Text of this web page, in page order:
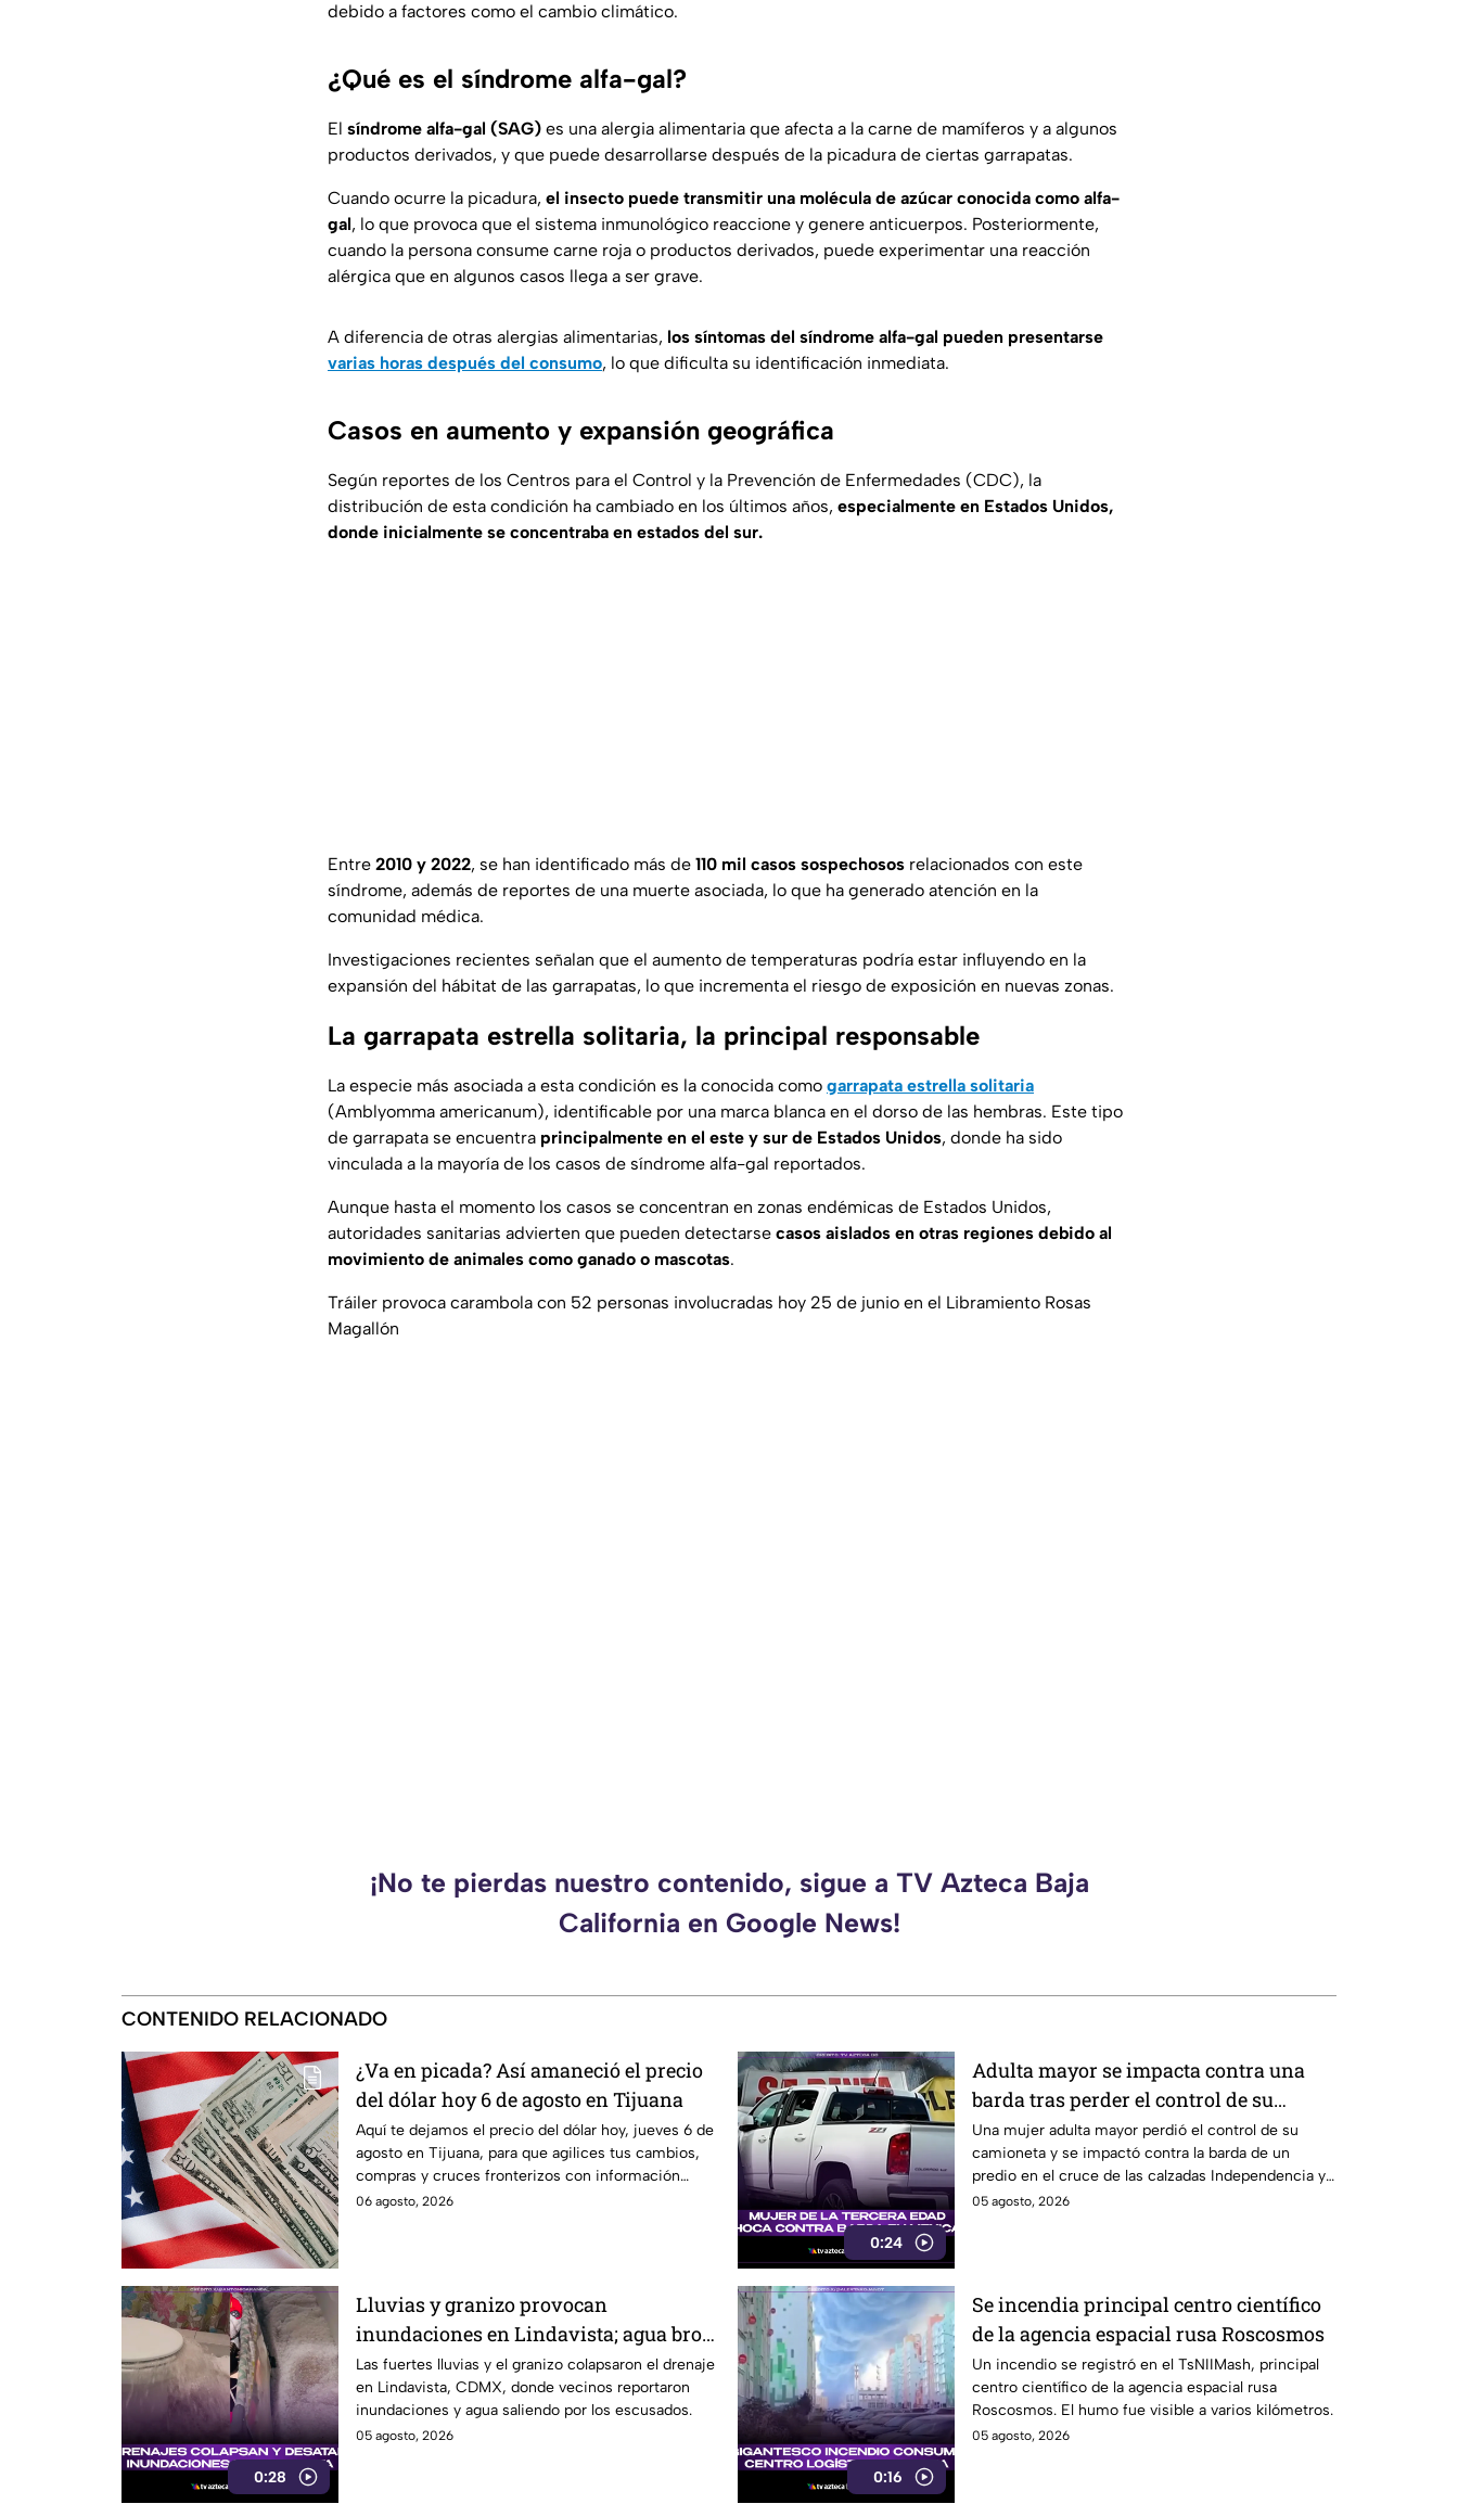
debido a factores como el cambio climático.
¿Qué es el síndrome alfa-gal?
El síndrome alfa-gal (SAG) es una alergia alimentaria que afecta a la carne de mamíferos y a algunos
productos derivados, y que puede desarrollarse después de la picadura de ciertas garrapatas.
Cuando ocurre la picadura, el insecto puede transmitir una molécula de azúcar conocida como alfa-
gal, lo que provoca que el sistema inmunológico reaccione y genere anticuerpos. Posteriormente,
cuando la persona consume carne roja o productos derivados, puede experimentar una reacción
alérgica que en algunos casos llega a ser grave.
A diferencia de otras alergias alimentarias, los síntomas del síndrome alfa-gal pueden presentarse
varias horas después del consumo, lo que dificulta su identificación inmediata.
Casos en aumento y expansión geográfica
Según reportes de los Centros para el Control y la Prevención de Enfermedades (CDC), la
distribución de esta condición ha cambiado en los últimos años, especialmente en Estados Unidos,
donde inicialmente se concentraba en estados del sur.
Entre 2010 y 2022, se han identificado más de 110 mil casos sospechosos relacionados con este
síndrome, además de reportes de una muerte asociada, lo que ha generado atención en la
comunidad médica.
Investigaciones recientes señalan que el aumento de temperaturas podría estar influyendo en la
expansión del hábitat de las garrapatas, lo que incrementa el riesgo de exposición en nuevas zonas.
La garrapata estrella solitaria, la principal responsable
La especie más asociada a esta condición es la conocida como garrapata estrella solitaria
(Amblyomma americanum), identificable por una marca blanca en el dorso de las hembras. Este tipo
de garrapata se encuentra principalmente en el este y sur de Estados Unidos, donde ha sido
vinculada a la mayoría de los casos de síndrome alfa-gal reportados.
Aunque hasta el momento los casos se concentran en zonas endémicas de Estados Unidos,
autoridades sanitarias advierten que pueden detectarse casos aislados en otras regiones debido al
movimiento de animales como ganado o mascotas.
Tráiler provoca carambola con 52 personas involucradas hoy 25 de junio en el Libramiento Rosas
Magallón
¡No te pierdas nuestro contenido, sigue a TV Azteca Baja
California en Google News!
CONTENIDO RELACIONADO
¿Va en picada? Así amaneció el precio
del dólar hoy 6 de agosto en Tijuana
Aquí te dejamos el precio del dólar hoy, jueves 6 de
agosto en Tijuana, para que agilices tus cambios,
compras y cruces fronterizos con información
actualizada.
06 agosto, 2026
0:24
Adulta mayor se impacta contra una
barda tras perder el control de su
camioneta en Mexicali
Una mujer adulta mayor perdió el control de su
camioneta y se impactó contra la barda de un
predio en el cruce de las calzadas Independencia y
López Mateos, en Mexicali.
05 agosto, 2026
0:28
Lluvias y granizo provocan
inundaciones en Lindavista; agua brota
de los escusados
Las fuertes lluvias y el granizo colapsaron el drenaje
en Lindavista, CDMX, donde vecinos reportaron
inundaciones y agua saliendo por los escusados.
05 agosto, 2026
0:16
Se incendia principal centro científico
de la agencia espacial rusa Roscosmos
Un incendio se registró en el TsNIIMash, principal
centro científico de la agencia espacial rusa
Roscosmos. El humo fue visible a varios kilómetros.
05 agosto, 2026